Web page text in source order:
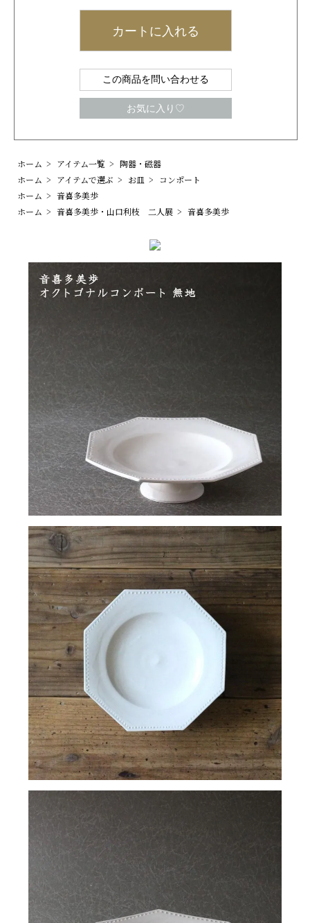
カートに入れる
この商品を問い合わせる
お気に入り♡
ホーム > アイテム一覧 > 陶器・磁器
ホーム > アイテムで選ぶ > お皿 >
コンポート
ホーム > 音喜多美歩
ホーム > 音喜多美歩・山口利枝 二人展 > 音喜多美歩